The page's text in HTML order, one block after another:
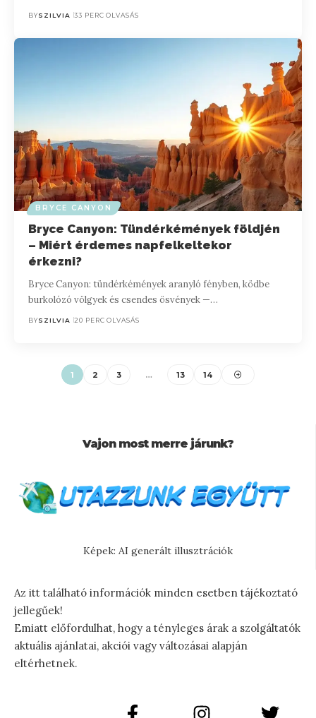
BYSZILVIA 33 PERC OLVASÁS
BRYCE CANYON
Bryce Canyon: Tündérkémények földjén
– Miért érdemes napfelkeltekor
érkezni?
Bryce Canyon: tündérkémények aranyló fényben, ködbe
burkolózó völgyek és csendes ösvények —…
BYSZILVIA 20 PERC OLVASÁS
1 2 3 … 13 14
Vajon most merre járunk?
Képek: AI generált illusztrációk
Az itt található információk minden esetben tájékoztató
jellegűek!
Emiatt előfordulhat, hogy a tényleges árak a szolgáltatók
aktuális ajánlatai, akciói vagy változásai alapján
eltérhetnek.